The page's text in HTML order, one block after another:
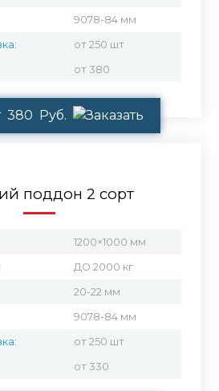
9078-84 мм
от 250 шт
от 380
380 Руб.
поддон 2 сорт
1200×1000 мм
ДО 2000 кг
20-22 мм
9078-84 мм
от 250 шт
от 330